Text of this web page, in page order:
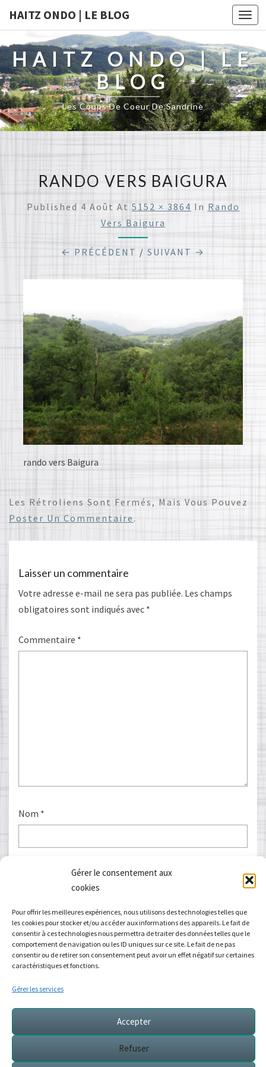
Gérer le consentement aux
cookies
Pour offrir les meilleures expériences, nous utilisons des technologies telles que
les cookies pour stocker et/ou accéder aux informations des appareils. Le fait de
consentir à ces technologies nous permettra de traiter des données telles que le
comportement de navigation ou les ID uniques sur ce site. Le fait de ne pas
consentir ou de retirer son consentement peut avoir un effet négatif sur certaines
caractéristiques et fonctions.
Gérer les services
Accepter
Refuser
HAITZ ONDO | LE BLOG
HAITZ ONDO | LE
BLOG
Les Coups De Coeur De Sandrine
RANDO VERS BAIGURA
Published 4 Août At 5152 × 3864 In Rando
Vers Baigura
← PRÉCÉDENT / SUIVANT →
rando vers Baigura
Les Rétroliens Sont Fermés, Mais Vous Pouvez
Poster Un Commentaire .
Laisser un commentaire
Votre adresse e-mail ne sera pas publiée. Les champs
obligatoires sont indiqués avec *
Commentaire *
Nom *
Site web
Voir les cours de Yoga